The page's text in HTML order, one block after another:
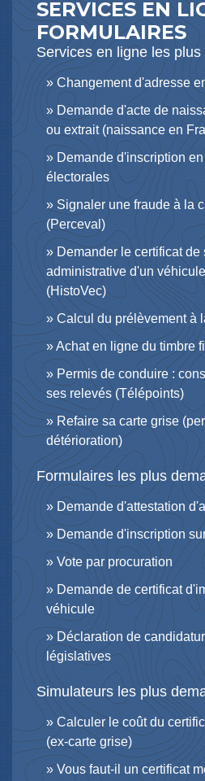
SERVICES EN
FORMULAIRES
Services en ligne les
Changement d'adresse
Demande d'acte de
ou extrait (naissance en
Demande d'inscription
électorales
Signaler une fraude à la
(Perceval)
Demander le certificat de
administrative d'un
(HistoVec)
Calcul du prélèvement à
Achat en ligne du timbre
Permis de conduire :
ses relevés (Télépoints)
Refaire sa carte grise
détérioration)
Formulaires les plus
Demande d'attestation
Demande d'inscription
Vote par procuration
Demande de certificat
véhicule
Déclaration de
législatives
Simulateurs les plus
Calculer le coût du
(ex-carte grise)
Vous faut-il un certificat